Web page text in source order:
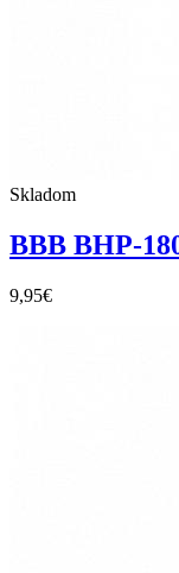
Skladom
BBB BHP-
9,95€